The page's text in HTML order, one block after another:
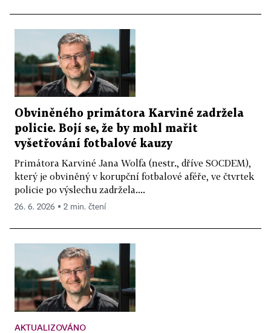
Obviněného primátora Karviné zadržela
policie. Bojí se, že by mohl mařit
vyšetřování fotbalové kauzy
Primátora Karviné Jana Wolfa (nestr., dříve SOCDEM),
který je obviněný v korupční fotbalové aféře, ve čtvrtek
policie po výslechu zadržela....
26. 6. 2026 ▪ 2 min. čtení
AKTUALIZOVÁNO